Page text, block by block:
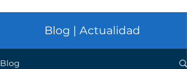
Blog | Actualidad
Blog